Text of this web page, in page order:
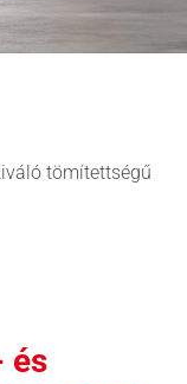
tömítettségű
és